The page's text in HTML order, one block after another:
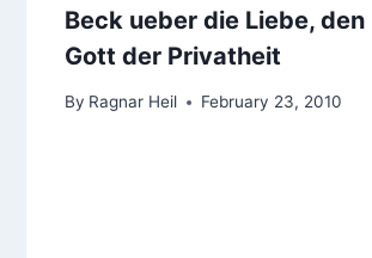
Beck ueber die Liebe, den
Gott der Privatheit
By Ragnar Heil February 23, 2010